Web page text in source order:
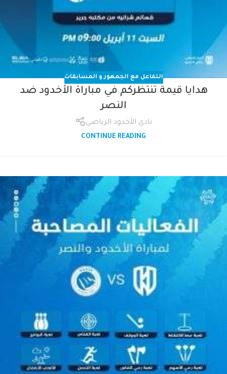
التفاعل مع الجمهور و المسابقات
هدايا قيمة تنتظركم في مباراة الأخدود ضد
النصر
نادي الأخدود الرياضي
CONTINUE READING